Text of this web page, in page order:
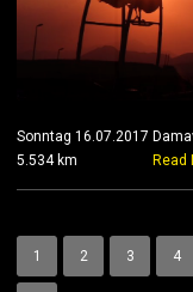
Sonntag 16.07.2017
5.534 km Read
1 2 3 4